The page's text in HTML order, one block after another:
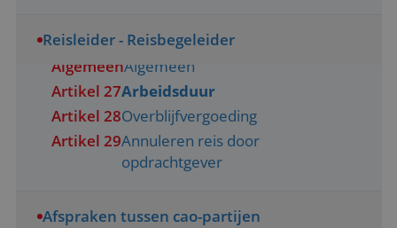
Reisleider - Reisbegeleider
AlgemeenAlgemeen
Artikel 27Arbeidsduur
Artikel 28Overblijfvergoeding
Artikel 29Annuleren reis door
opdrachtgever
Afspraken tussen cao-partijen